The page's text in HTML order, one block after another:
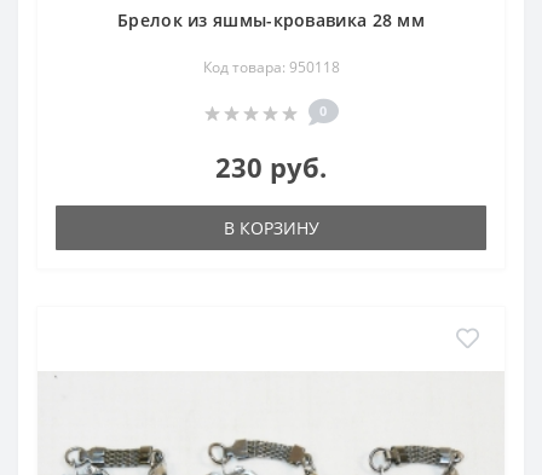
Брелок из яшмы-кровавика 28 мм
Код товара: 950118
0
230 руб.
В КОРЗИНУ